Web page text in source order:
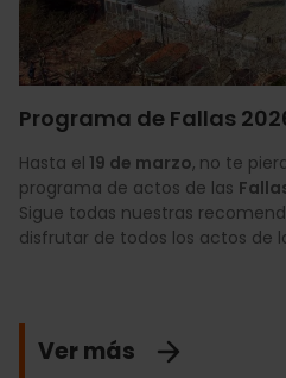
Programa de Fallas
Hasta el 19 de marzo, no te
programa de actos de las
Sigue todas nuestras
disfrutar de todos los actos de
Ver más